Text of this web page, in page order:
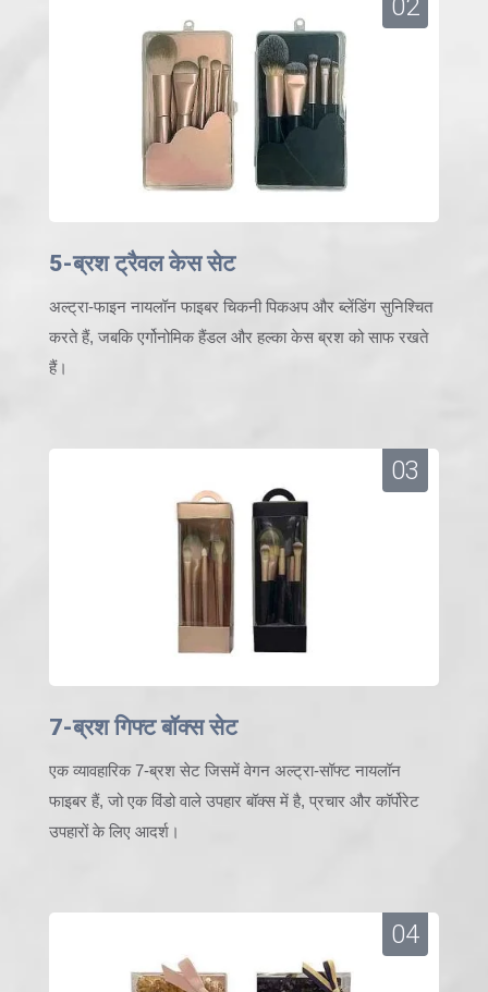
02
5-ब्रश ट्रैवल केस सेट
अल्ट्रा-फाइन नायलॉन फाइबर चिकनी पिकअप और ब्लेंडिंग सुनिश्चित
करते हैं, जबकि एर्गोनोमिक हैंडल और हल्का केस ब्रश को साफ रखते
हैं।
03
7-ब्रश गिफ्ट बॉक्स सेट
एक व्यावहारिक 7-ब्रश सेट जिसमें वेगन अल्ट्रा-सॉफ्ट नायलॉन
फाइबर हैं, जो एक विंडो वाले उपहार बॉक्स में है, प्रचार और कॉर्पोरेट
उपहारों के लिए आदर्श।
04